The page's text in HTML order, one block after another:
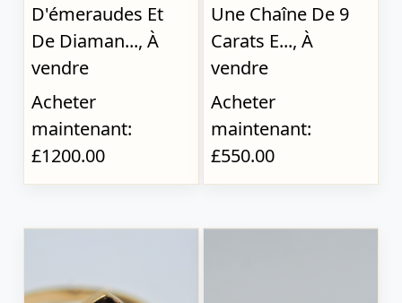
D'émeraudes Et
De Diaman..., À
vendre
Acheter
maintenant:
£1200.00
Une Chaîne De 9
Carats E..., À
vendre
Acheter
maintenant:
£550.00